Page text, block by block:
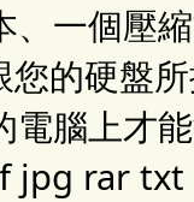
、一個壓
的硬盤
電腦上才
jpg rar